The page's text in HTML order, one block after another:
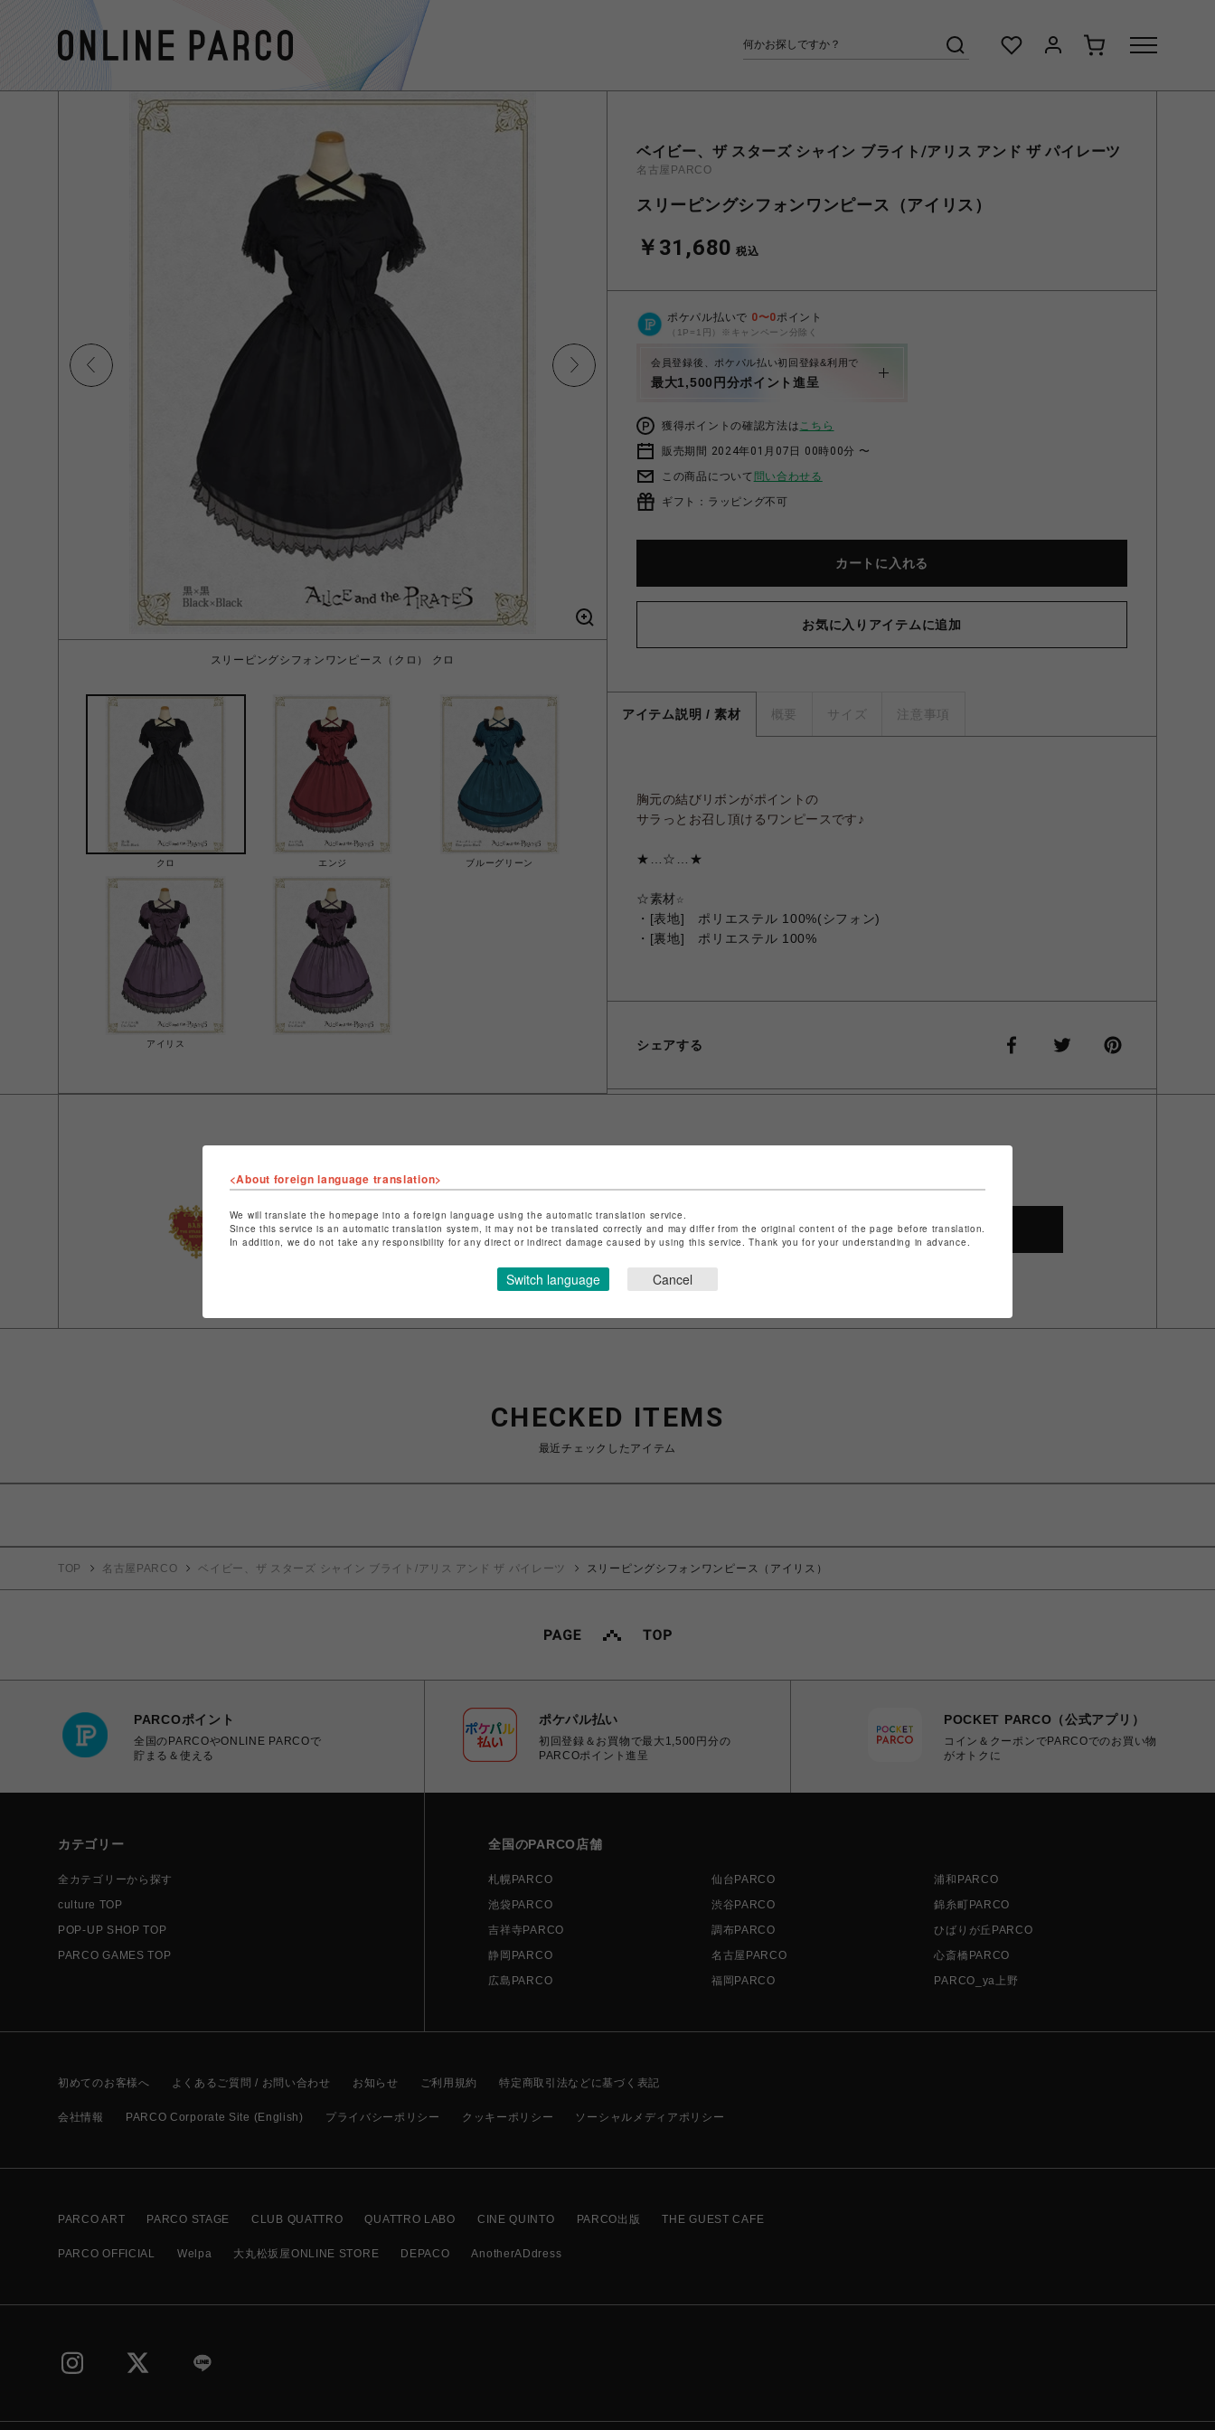
スリーピングシフォンワンピース（クロ） クロ
クロ エンジ ブルーグリーン
アイリス
ベイビー、ザ スターズ シャイン ブライト/アリス アンド ザ パイレーツ
名古屋PARCO
スリーピングシフォンワンピース（アイリス）
￥31,680 税込
ポケパル払いで 0〜0ポイント
（1P=1円）※キャンペーン分除く
会員登録後、ポケパル払い初回登録&利用で
最大1,500円分ポイント進呈
獲得ポイントの確認方法はこちら
販売期間 2024年01月07日 00時00分 〜
この商品について 問い合わせる
ギフト：ラッピング不可
カートに入れる
お気に入りアイテムに追加
アイテム説明 / 素材 概要 サイズ 注意事項
胸元の結びリボンがポイントの
サラっとお召し頂けるワンピースです♪
★…☆…★
☆素材☆
・ [表地] ポリエステル 100%(シフォン)
・[裏地] ポリエステル 100%
シェアする
ショップ名
店舗名
名古屋PARCO
ショップお問い合わせはこちら
SHOP TOP
CHECKED ITEMS
最近チェックしたアイテム
TOP 名古屋PARCO ベイビー、ザ スターズ シャイン ブライト/アリス アンド ザ パイレーツ スリーピングシフォンワンピース（アイリス）
PARCOポイント
全国のPARCOやONLINE PARCOで
貯まる＆使える
ポケパル払い
初回登録＆お買物で最大1,500円分の
PARCOポイント進呈
POCKET PARCO（公式アプリ）
コイン＆クーポンでPARCOでのお買い物
がオトクに
カテゴリー
全カテゴリーから探す
culture TOP
POP-UP SHOP TOP
PARCO GAMES TOP
全国のPARCO店舗
札幌PARCO 仙台PARCO
浦和PARCO
池袋PARCO
渋谷PARCO
錦糸町PARCO
吉祥寺PARCO
調布PARCO
ひばりが丘PARCO
静岡PARCO
名古屋PARCO
心斎橋PARCO
広島PARCO
福岡PARCO PARCO_ya上野
初めてのお客様へ よくあるご質問 / お問い合わせ お知らせ ご利用規約 特定商取引法などに基づく表記
会社情報 PARCO Corporate Site (English) プライバシーポリシー クッキーポリシー ソーシャルメディアポリシー
PARCO ART PARCO STAGE CLUB QUATTRO QUATTRO LABO CINE QUINTO PARCO出版 THE GUEST CAFE
PARCO OFFICIAL Welpa 大丸松坂屋ONLINE STORE DEPACO AnotherADdress
<About foreign language translation>
We will translate the homepage into a foreign language using the automatic translation service.
Since this service is an automatic translation system, it may not be translated correctly and may differ from the original content of the page before translation.
In addition, we do not take any responsibility for any direct or indirect damage caused by using this service. Thank you for your understanding in advance.
Switch language Cancel